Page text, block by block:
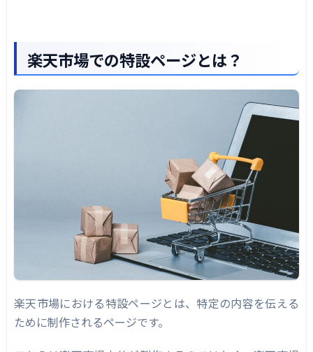
楽天市場での特設ページとは？
楽天市場における特設ページとは、特定の内容を伝える
ために制作されるページです。